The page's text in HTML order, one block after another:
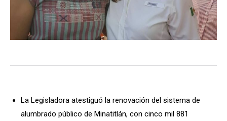
La Legisladora atestiguó la renovación del sistema de
alumbrado público de Minatitlán, con cinco mil 881